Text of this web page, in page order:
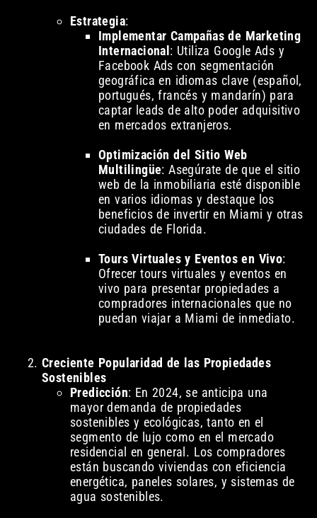
Estrategia:
Implementar Campañas de Marketing
Internacional : Utiliza Google Ads y
Facebook Ads con segmentación
geográfica en idiomas clave (español,
portugués, francés y mandarín) para
captar leads de alto poder adquisitivo
en mercados extranjeros.
Optimización del Sitio Web
Multilingüe: Asegúrate de que el sitio
web de la inmobiliaria esté disponible
en varios idiomas y destaque los
beneficios de invertir en Miami y otras
ciudades de Florida.
Tours Virtuales y Eventos en Vivo:
Ofrecer tours virtuales y eventos en
vivo para presentar propiedades a
compradores internacionales que no
puedan viajar a Miami de inmediato.
Creciente Popularidad de las Propiedades
Sostenibles
Predicción: En 2024, se anticipa una
mayor demanda de propiedades
sostenibles y ecológicas, tanto en el
segmento de lujo como en el mercado
residencial en general. Los compradores
están buscando viviendas con eficiencia
energética, paneles solares, y sistemas de
agua sostenibles.